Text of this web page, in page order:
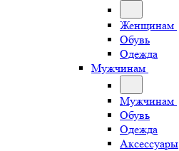
Женщинам
Обувь
Одежда
Мужчинам
Мужчинам
Обувь
Одежда
Аксессуары